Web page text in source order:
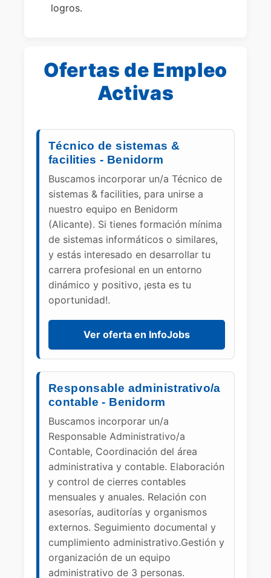
logros.
Ofertas de Empleo
Activas
Técnico de sistemas &
facilities - Benidorm
Buscamos incorporar un/a Técnico de
sistemas & facilities, para unirse a
nuestro equipo en Benidorm
(Alicante). Si tienes formación mínima
de sistemas informáticos o similares,
y estás interesado en desarrollar tu
carrera profesional en un entorno
dinámico y positivo, ¡esta es tu
oportunidad!.
Ver oferta en InfoJobs
Responsable administrativo/a
contable - Benidorm
Buscamos incorporar un/a
Responsable Administrativo/a
Contable, Coordinación del área
administrativa y contable. Elaboración
y control de cierres contables
mensuales y anuales. Relación con
asesorías, auditorías y organismos
externos. Seguimiento documental y
cumplimiento administrativo.Gestión y
organización de un equipo
administrativo de 3 personas.